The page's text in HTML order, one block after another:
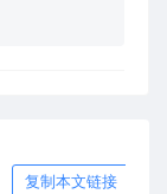
复制本文链接